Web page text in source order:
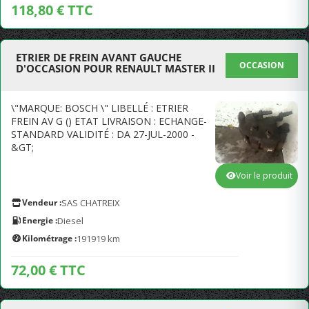
118,80 € TTC
ETRIER DE FREIN AVANT GAUCHE
D'OCCASION POUR RENAULT MASTER II
OCCASION
\"MARQUE: BOSCH \" LIBELLÉ : ETRIER
FREIN AV G () ETAT LIVRAISON : ECHANGE-
STANDARD VALIDITÉ : DA 27-JUL-2000 -
&GT;
Vendeur :SAS CHATREIX
Energie :Diesel
Kilométrage :191919 km
72,00 € TTC
Voir le produit